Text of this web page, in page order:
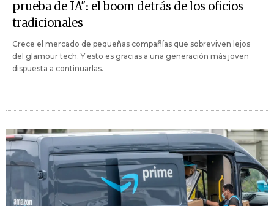
prueba de IA”: el boom detrás de los oficios
tradicionales
Crece el mercado de pequeñas compañías que sobreviven lejos
del glamour tech. Y esto es gracias a una generación más joven
dispuesta a continuarlas.